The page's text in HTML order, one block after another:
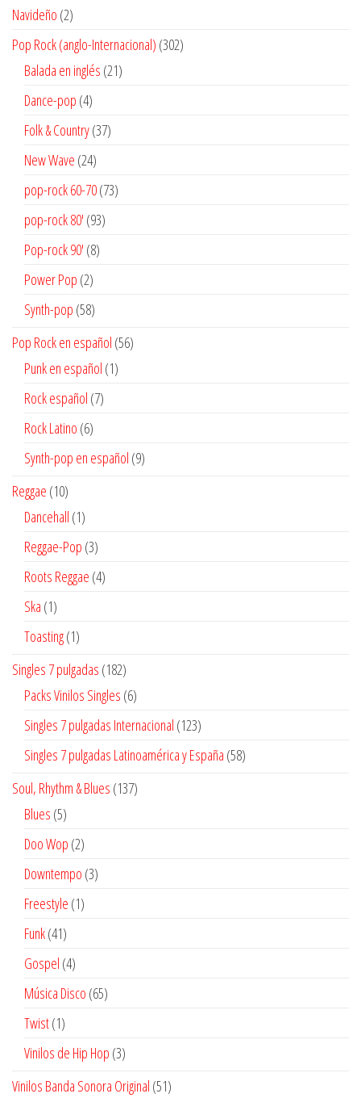
Navideño 22
productos
Pop Rock (anglo-Internacional) 302302
Balada en inglés 2121
Dance-pop 44
productos
Folk & Country 3737
New Wave 2424
productos
pop-rock 60-70 7373
pop-rock 80' 9393
Pop-rock 90' 88
Power Pop 22
productos
Synth-pop 5858
Pop Rock en español 5656
Punk en español 11
Rock español 77
Rock Latino 66
productos
Synth-pop en español 99
Reggae 1010
productos
Dancehall 11
producto
Reggae-Pop 33
productos
Roots Reggae 44
Ska 11
producto
Toasting 11
Singles 7 pulgadas 182182
productos
Packs Vinilos Singles 66
productos
Singles 7 pulgadas Internacional 123123
productos
Singles 7 pulgadas Latinoamérica y España 5858
Soul, Rhythm & Blues 137137
Blues 55
productos
Doo Wop 22
productos
Downtempo 33
Freestyle 11
Funk 4141
productos
Gospel 44
productos
Música Disco 6565
Twist 11
producto
Vinilos de Hip Hop 33
Vinilos Banda Sonora Original 5151